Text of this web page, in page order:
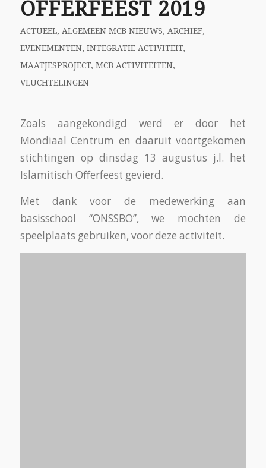
OFFERFEEST 2019
ACTUEEL, ALGEMEEN MCB NIEUWS, ARCHIEF,
EVENEMENTEN, INTEGRATIE ACTIVITEIT,
MAATJESPROJECT, MCB ACTIVITEITEN,
VLUCHTELINGEN
Zoals aangekondigd werd er door het
Mondiaal Centrum en daaruit voortgekomen
stichtingen op dinsdag 13 augustus j.l. het
Islamitisch Offerfeest gevierd.
Met dank voor de medewerking aan
basisschool “ONSSBO”, we mochten de
speelplaats gebruiken, voor deze activiteit.